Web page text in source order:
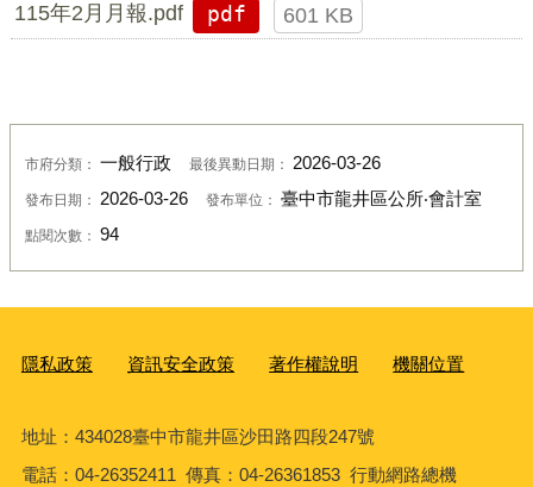
115年2月月報.pdf pdf 601 KB
市府分類： 一般行政 最後異動日期： 2026-03-26
發布日期： 2026-03-26 發布單位： 臺中市龍井區公所‧會計室
點閱次數： 94
隱私政策 資訊安全政策 著作權說明 機關位置
地址：434028臺中市龍井區沙田路四段247號
電話：04-26352411 傳真：04-26361853 行動網路總機